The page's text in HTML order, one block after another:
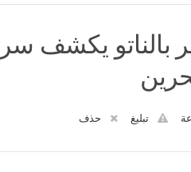
بالناتو يكشف
تبليغ حذف